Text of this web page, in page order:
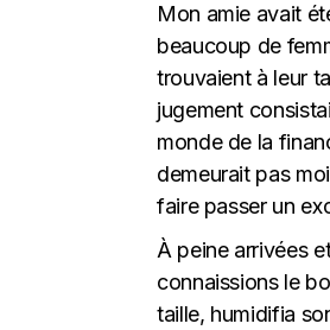
Mon amie avait
beaucoup de
trouvaient à leur
jugement
monde de la
demeurait pas
faire passer un
À peine arrivées
connaissions le
taille, humidifia